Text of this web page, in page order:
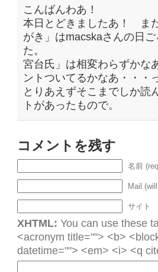
こんばんわあ！
本日とどきましたあ！ ま
がき」はmacskaさんの日
た。
宮台氏」は相変わらずかな
ントついてるかなあ・・・
とりあえずそこまでしか読
トがあったもので。
コメントを残す
名前
Mail
サイト
XHTML: You can use these
<acronym title=""> <b>
datetime=""> <em> <i> <q